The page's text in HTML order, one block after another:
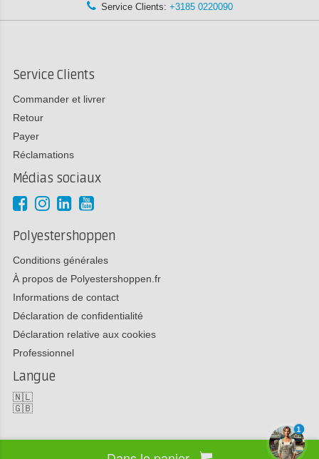
Service Clients: +3185 0220090
Service Clients
Commander et livrer
Retour
Payer
Réclamations
Médias sociaux
Polyestershoppen
Conditions générales
À propos de Polyestershoppen.fr
Informations de contact
Déclaration de confidentialité
Déclaration relative aux cookies
Professionnel
Langue
🇳🇱
🇬🇧
1